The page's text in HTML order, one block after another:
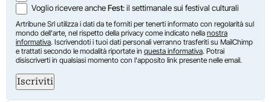
Voglio ricevere ancheFest: il settimanale sui festival culturali
Artribune Srl utilizza i dati da te forniti per tenerti informato con regolarità sul
mondo dell'arte, nel rispetto della privacy come indicato nella nostra
informativa. Iscrivendoti i tuoi dati personali verranno trasferiti su MailChimp
e trattati secondo le modalità riportate in questa informativa. Potrai
disiscriverti in qualsiasi momento con l'apposito link presente nelle email.
Iscriviti